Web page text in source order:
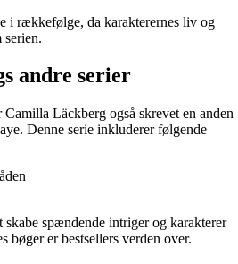
i rækkefølge, da karakterernes liv og
andre serier
Läckberg også skrevet en anden
Denne serie inkluderer følgende
spændende intriger og karakterer
bøger er bestsellers verden over.